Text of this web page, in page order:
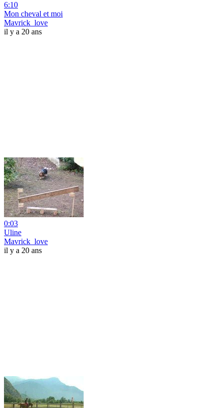
6:10
Mon cheval et moi
Mavrick_love
il y a 20 ans
0:03
Uline
Mavrick_love
il y a 20 ans